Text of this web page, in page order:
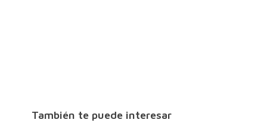
También te puede interesar